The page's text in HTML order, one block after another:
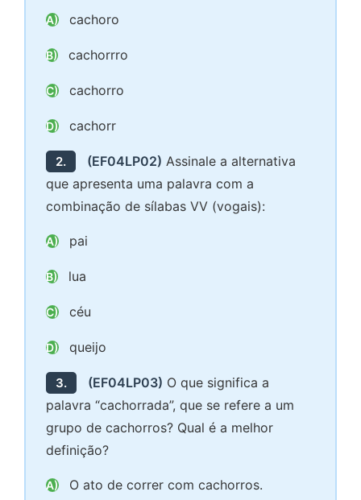
A) cachoro
B) cachorrro
C) cachorro
D) cachorr
2. (EF04LP02) Assinale a alternativa
que apresenta uma palavra com a
combinação de sílabas VV (vogais):
A) pai
B) lua
C) céu
D) queijo
3. (EF04LP03) O que significa a
palavra “cachorrada”, que se refere a um
grupo de cachorros? Qual é a melhor
definição?
A) O ato de correr com cachorros.